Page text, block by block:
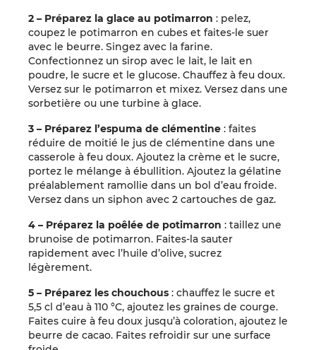
2 – Préparez la glace au potimarron : pelez,
coupez le potimarron en cubes et faites-le suer
avec le beurre. Singez avec la farine.
Confectionnez un sirop avec le lait, le lait en
poudre, le sucre et le glucose. Chauffez à feu doux.
Versez sur le potimarron et mixez. Versez dans une
sorbetière ou une turbine à glace.
3 – Préparez l’espuma de clémentine : faites
réduire de moitié le jus de clémentine dans une
casserole à feu doux. Ajoutez la crème et le sucre,
portez le mélange à ébullition. Ajoutez la gélatine
préalablement ramollie dans un bol d’eau froide.
Versez dans un siphon avec 2 cartouches de gaz.
4 – Préparez la poêlée de potimarron : taillez une
brunoise de potimarron. Faites-la sauter
rapidement avec l’huile d’olive, sucrez
légèrement.
5 – Préparez les chouchous : chauffez le sucre et
5,5 cl d’eau à 110 °C, ajoutez les graines de courge.
Faites cuire à feu doux jusqu’à coloration, ajoutez le
beurre de cacao. Faites refroidir sur une surface